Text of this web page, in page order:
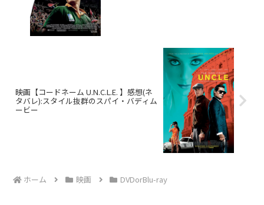
映画【コードネーム U.N.C.L.E. 】感想(ネ
タバレ):スタイル抜群のスパイ・バディム
ービー
ホーム 映画 DVDorBlu-ray